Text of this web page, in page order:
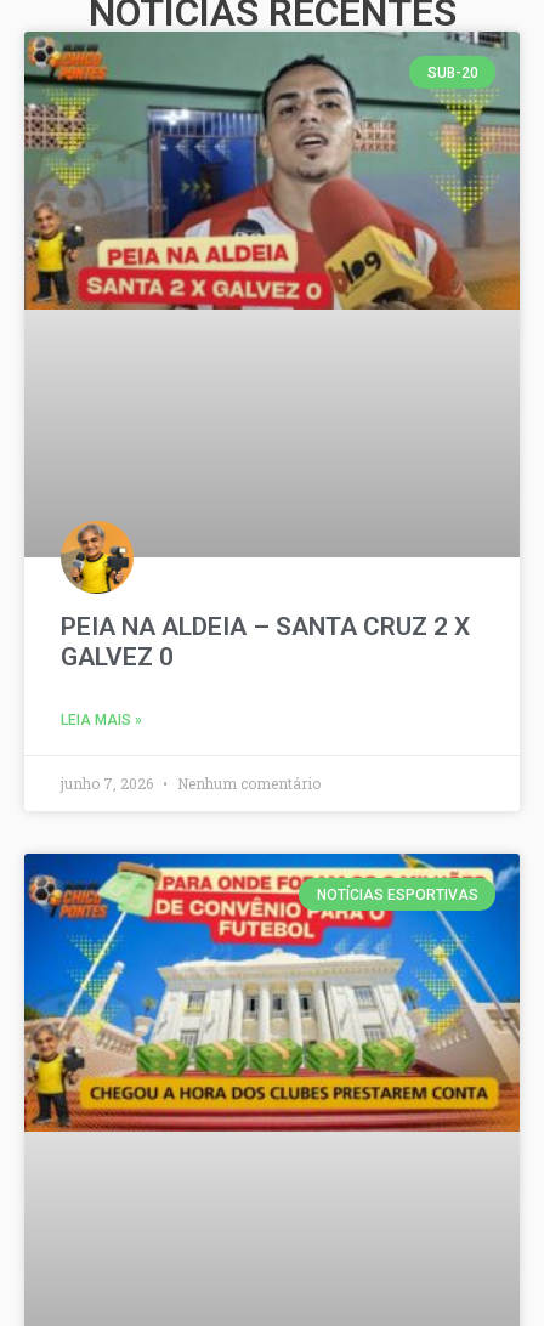
NOTÍCIAS RECENTES
SUB-20
PEIA NA ALDEIA – SANTA CRUZ 2 X
GALVEZ 0
LEIA MAIS »
junho 7, 2026 Nenhum comentário
NOTÍCIAS ESPORTIVAS